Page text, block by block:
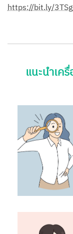
https://bit.ly/
แนะนำเค